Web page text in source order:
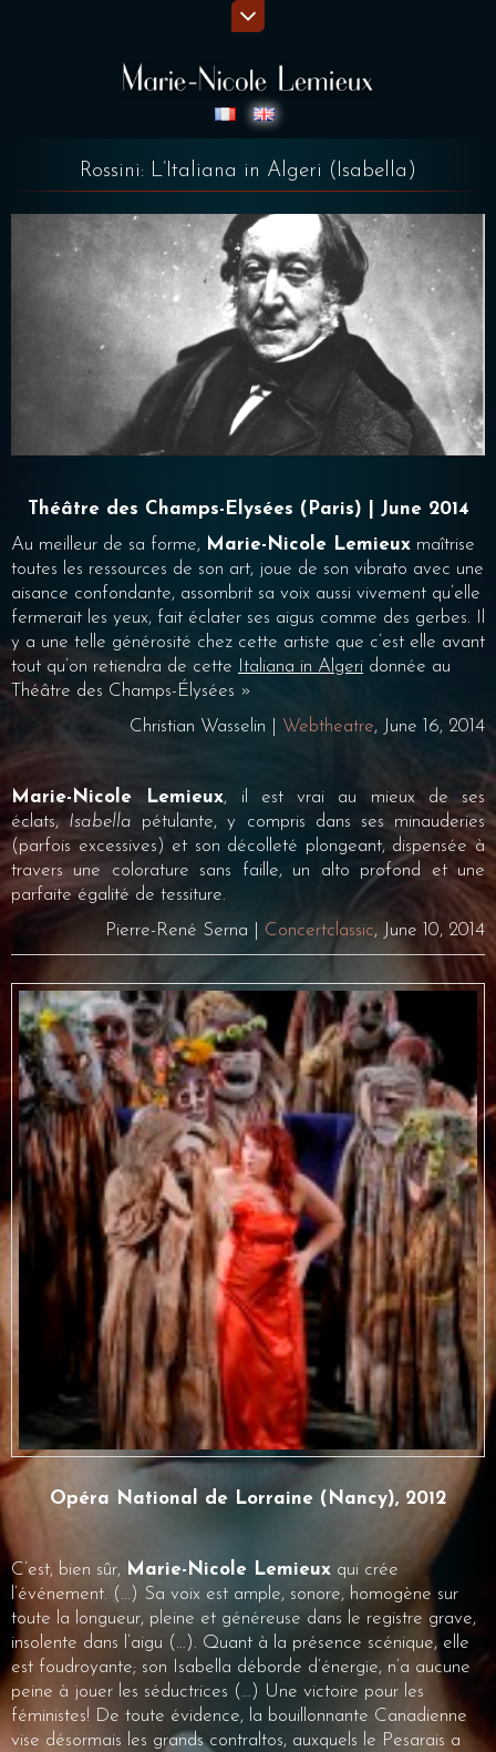
Rossini: L’Italiana in Algeri (Isabella)
Théâtre des Champs-Elysées (Paris) | June 2014
Au meilleur de sa forme, Marie-Nicole Lemieux maîtrise
toutes les ressources de son art, joue de son vibrato avec une
aisance confondante, assombrit sa voix aussi vivement qu’elle
fermerait les yeux, fait éclater ses aigus comme des gerbes. Il
y a une telle générosité chez cette artiste que c’est elle avant
tout qu’on retiendra de cette
Italiana in Algeri donnée au
Théâtre des Champs-Élysées »
Christian Wasselin | Webtheatre, June 16, 2014
Marie-Nicole Lemieux, il est vrai au mieux de ses
éclats,Isabella pétulante, y compris dans ses minauderies
(parfois excessives) et son décolleté plongeant, dispensée à
travers une colorature sans faille, un alto profond et une
parfaite égalité de tessiture.
Pierre-René Serna | Concertclassic, June 10, 2014
Opéra National de Lorraine (Nancy), 2012
C’est, bien sûr, Marie-Nicole Lemieux qui crée
l’événement. (…) Sa voix est ample, sonore, homogène sur
toute la longueur, pleine et généreuse dans le registre grave,
insolente dans l’aigu (…). Quant à la présence scénique, elle
est foudroyante; son Isabella déborde d’énergie, n’a aucune
peine à jouer les séductrices (…) Une victoire pour les
féministes! De toute évidence, la bouillonnante Canadienne
vise désormais les grands contraltos, auxquels le Pesarais a